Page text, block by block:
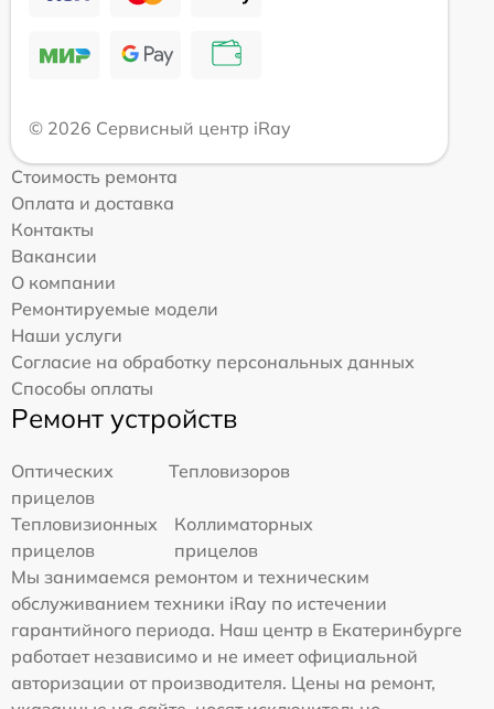
© 2026 Сервисный центр iRay
Стоимость ремонта
Оплата и доставка
Контакты
Вакансии
О компании
Ремонтируемые модели
Наши услуги
Согласие на обработку персональных данных
Способы оплаты
Ремонт устройств
Оптических
прицелов
Тепловизоров
Тепловизионных
прицелов
Коллиматорных
прицелов
Мы занимаемся ремонтом и техническим
обслуживанием техники iRay по истечении
гарантийного периода. Наш центр в Екатеринбурге
работает независимо и не имеет официальной
авторизации от производителя. Цены на ремонт,